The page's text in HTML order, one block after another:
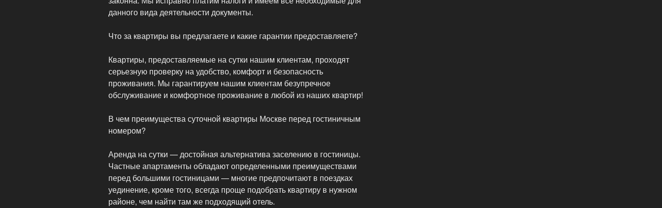
данного вида деятельности документы.
Что за квартиры вы предлагаете и какие гарантии предоставляете?
Квартиры, предоставляемые на сутки нашим клиентам, проходят
серьезную проверку на удобство, комфорт и безопасность
проживания. Мы гарантируем нашим клиентам безупречное
обслуживание и комфортное проживание в любой из наших квартир!
В чем преимущества суточной квартиры Москве перед гостиничным
номером?
Аренда на сутки — достойная альтернатива заселению в гостиницы.
Частные апартаменты обладают определенными преимуществами
перед большими гостиницами — многие предпочитают в поездках
уединение, кроме того, всегда проще подобрать квартиру в нужном
районе, чем найти там же подходящий отель.